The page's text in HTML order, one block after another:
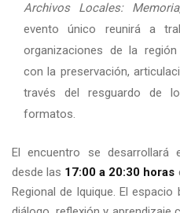
Archivos Locales:
evento único reunirá a
organizaciones de la
con la preservación,
través del resguardo de
formatos.
El encuentro se desarrollará
desde las 17:00 a 20:30 horas
Regional de Iquique. El